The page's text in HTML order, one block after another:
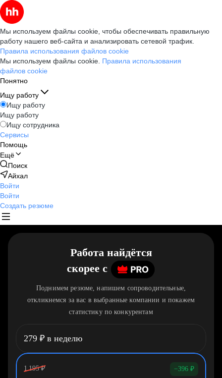
Мы используем файлы cookie, чтобы обеспечивать правильную
работу нашего веб-сайта и анализировать сетевой трафик.
Правила использования файлов cookie
Мы используем файлы cookie. Правила использования
файлов cookie
Понятно
Ищу работу
Ищу работу
Ищу работу
Ищу сотрудника
Сервисы
Помощь
Ещё
Поиск
Айхал
Войти
Войти
Создать резюме
Работа найдётся
скорее c
Поднимем резюме, напишем сопроводительные,
откликнемся за вас в выбранные компании и покажем
статистику по конкурентам
279 ₽ в неделю
1 195 ₽ −396 ₽